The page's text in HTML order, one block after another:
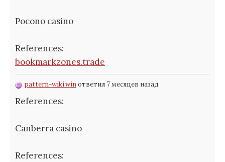
Pocono casino
References:
bookmarkzones.trade
pattern-wiki.winответил 7 месяцев назад
References:
Canberra casino
References: